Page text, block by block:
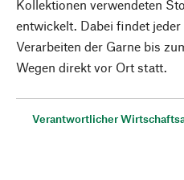
Kollektionen verwendeten
entwickelt. Dabei findet
Verarbeiten der Garne bis
Wegen direkt vor Ort statt.
Verantwortlicher